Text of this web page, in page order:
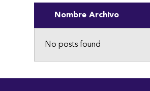
Nombre Archivo
No posts found